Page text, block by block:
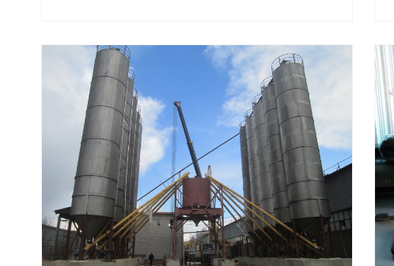
Смотреть проект